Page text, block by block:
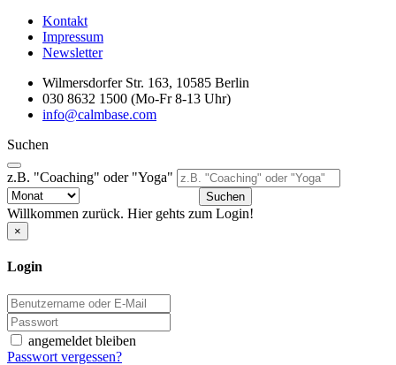
Kontakt
Impressum
Newsletter
Wilmersdorfer Str. 163, 10585 Berlin
030 8632 1500 (Mo-Fr 8-13 Uhr)
info@calmbase.com
Suchen
z.B. "Coaching" oder "Yoga"
Suchen
Willkommen zurück. Hier gehts zum Login!
×
Login
angemeldet bleiben
Passwort vergessen?